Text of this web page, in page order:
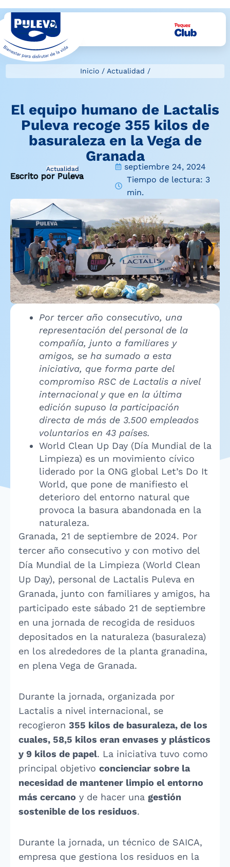
Inicio/ Actualidad /
El equipo humano de Lactalis
Puleva recoge 355 kilos de
basuraleza en la Vega de
Granada
Actualidad
Escrito por Puleva
septiembre 24, 2024
Tiempo de lectura: 3
min.
Por tercer año consecutivo, una
representación del personal de la
compañía, junto a familiares y
amigos, se ha sumado a esta
iniciativa, que forma parte del
compromiso RSC de Lactalis a nivel
internacional y que en la última
edición supuso la participación
directa de más de 3.500 empleados
voluntarios en 43 países.
World Clean Up Day (Día Mundial de la
Limpieza) es un movimiento cívico
liderado por la ONG global Let’s Do It
World, que pone de manifiesto el
deterioro del entorno natural que
provoca la basura abandonada en la
naturaleza.
Granada, 21 de septiembre de 2024. Por
tercer año consecutivo y con motivo del
Día Mundial de la Limpieza (World Clean
Up Day), personal de Lactalis Puleva en
Granada, junto con familiares y amigos, ha
participado este sábado 21 de septiembre
en una jornada de recogida de residuos
depositados en la naturaleza (basuraleza)
en los alrededores de la planta granadina,
en plena Vega de Granada.
Durante la jornada, organizada por
Lactalis a nivel internacional, se
recogieron 355 kilos de basuraleza, de los
cuales, 58,5 kilos eran envases y plásticos
y 9 kilos de papel. La iniciativa tuvo como
principal objetivo concienciar sobre la
necesidad de mantener limpio el entorno
más cercano y de hacer una gestión
sostenible de los residuos.
Durante la jornada, un técnico de SAICA,
empresa que gestiona los residuos en la